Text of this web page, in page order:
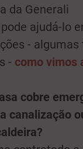
da Generali
ajudá-lo
- algumas
- como vimos
cobre
canalização